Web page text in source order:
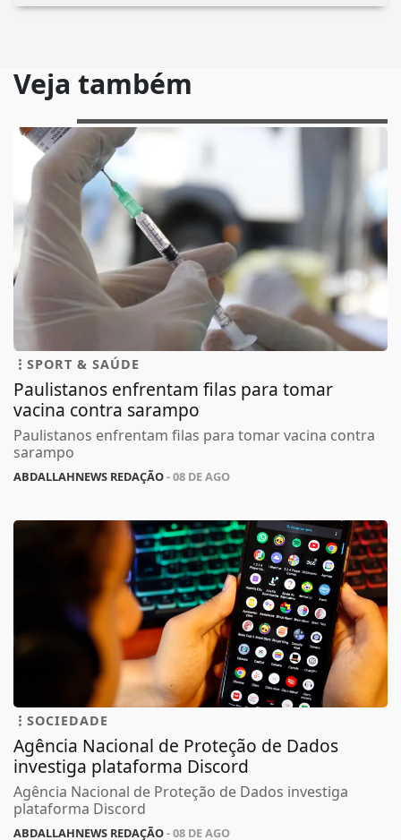
Veja também
SPORT & SAÚDE
Paulistanos enfrentam filas para tomar
vacina contra sarampo
Paulistanos enfrentam filas para tomar vacina contra
sarampo
ABDALLAHNEWS REDAÇÃO- 08 DE AGO
SOCIEDADE
Agência Nacional de Proteção de Dados
investiga plataforma Discord
Agência Nacional de Proteção de Dados investiga
plataforma Discord
ABDALLAHNEWS REDAÇÃO- 08 DE AGO